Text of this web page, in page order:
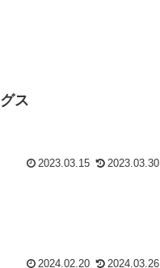
ス
2023.03.15 2023.03.30
2024.02.20 2024.03.26